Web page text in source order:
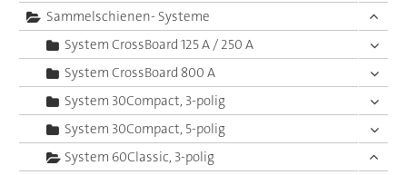
Sammelschienen- Systeme
System CrossBoard 125 A / 250 A
System CrossBoard 800 A
System 30Compact, 3-polig
System 30Compact, 5-polig
System 60Classic, 3-polig